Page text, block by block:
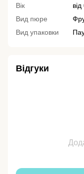
Вік
Вид пюре
Вид упаковки
Відгуки